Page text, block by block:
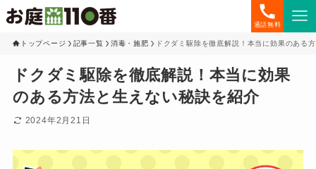
通話無料
トップページ 記事一覧 消毒・施肥 ドクダミ駆除を徹底解説！本当に効果のある
ドクダミ駆除を徹底解説！本当に効果
のある方法と生えない秘訣を紹介
2024年2月21日